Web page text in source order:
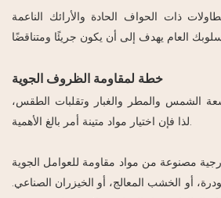
ذات الحواف الحادة والأرائك الناعمة
خطة لمقاومة الظروف الجوية
الشمس والمطر والغبار وتقلبات الطقس،
مصنوعة من مواد مقاومة للعوامل الجوية
أو الخشب المعالج، أو الخيزران الصناعي.